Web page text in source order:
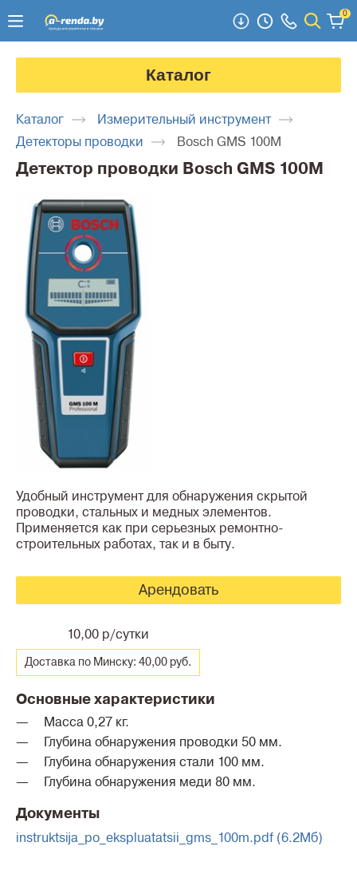
0
Каталог
Каталог
Измерительный инструмент
Детекторы проводки
Bosch GMS 100M
Детектор проводки Bosch GMS 100M
Удобный инструмент для обнаружения скрытой
проводки, стальных и медных элементов.
Применяется как при серьезных ремонтно-
строительных работах, так и в быту.
Арендовать
10,00 р/сутки
Доставка по Минску: 40,00 руб.
Основные характеристики
Масса 0,27 кг.
Глубина обнаружения проводки 50 мм.
Глубина обнаружения стали 100 мм.
Глубина обнаружения меди 80 мм.
Документы
instruktsija_po_ekspluatatsii_gms_100m.pdf (6.2Мб)